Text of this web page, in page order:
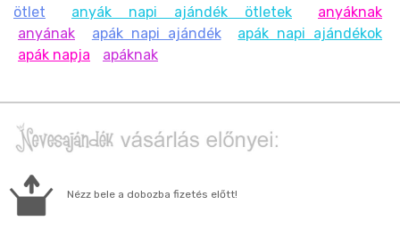
ötlet
anyák napi ajándék ötletek
anyáknak
anyának
apák napi ajándék
apák napi ajándékok
apák napja
apáknak
Nézz bele a dobozba fizetés előtt!